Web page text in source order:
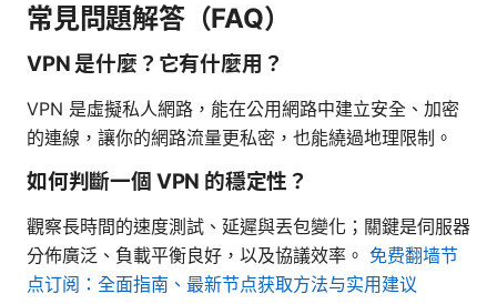
常見問題解答（FAQ）
VPN 是什麼？它有什麼用？
VPN 是虛擬私人網路，能在公用網路中建立安全、加密
的連線，讓你的網路流量更私密，也能繞過地理限制。
如何判斷一個 VPN 的穩定性？
觀察長時間的速度測試、延遲與丟包變化；關鍵是伺服器
分佈廣泛、負載平衡良好，以及協議效率。 免费翻墙节
点订阅：全面指南、最新节点获取方法与实用建议